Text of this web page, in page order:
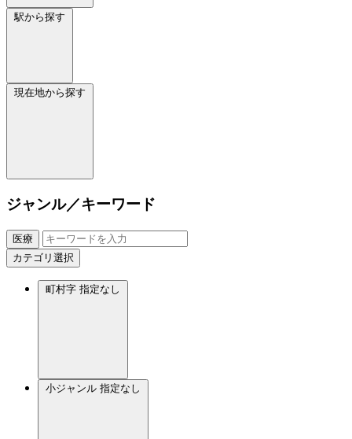
駅から探す
現在地から探す
ジャンル／キーワード
医療
カテゴリ選択
町村字 指定なし
小ジャンル 指定なし